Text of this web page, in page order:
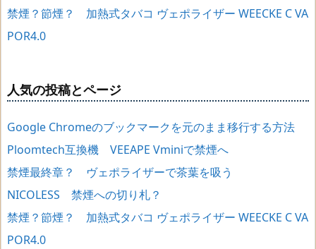
禁煙？節煙？ 加熱式タバコ ヴェポライザー WEECKE C VA
POR4.0
人気の投稿とページ
Google Chromeのブックマークを元のまま移行する方法
Ploomtech互換機 VEEAPE Vminiで禁煙へ
禁煙最終章？ ヴェポライザーで茶葉を吸う
NICOLESS 禁煙への切り札？
禁煙？節煙？ 加熱式タバコ ヴェポライザー WEECKE C VA
POR4.0